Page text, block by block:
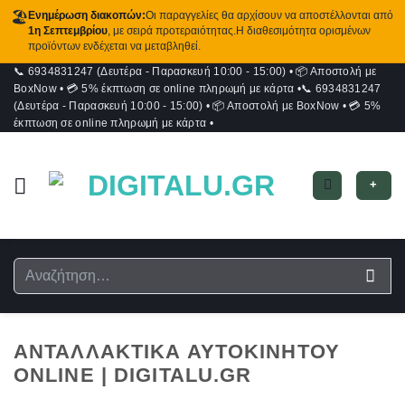
🏖️ Ενημέρωση διακοπών:Οι παραγγελίες θα αρχίσουν να αποστέλλονται από
1η Σεπτεμβρίου, με σειρά προτεραιότητας.Η διαθεσιμότητα ορισμένων
προϊόντων ενδέχεται να μεταβληθεί.
Μετάβαση
στο
περιεχόμενο
📞 6934831247 (Δευτέρα - Παρασκευή 10:00 - 15:00) • 📦 Αποστολή με
BoxNow • 💳 5% έκπτωση σε online πληρωμή με κάρτα •📞 6934831247
(Δευτέρα - Παρασκευή 10:00 - 15:00) • 📦 Αποστολή με BoxNow • 💳 5%
έκπτωση σε online πληρωμή με κάρτα •
+
Αναζήτηση
για:
ΑΝΤΑΛΛΑΚΤΙΚΆ ΑΥΤΟΚΙΝΉΤΟΥ
ONLINE | DIGITALU.GR